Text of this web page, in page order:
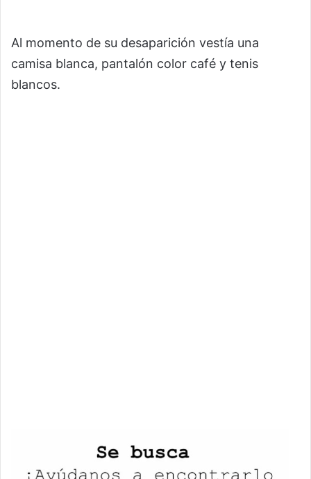
Al momento de su desaparición vestía una
camisa blanca, pantalón color café y tenis
blancos.